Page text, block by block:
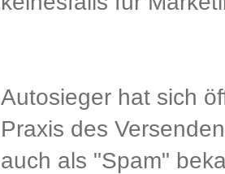
Autosieger hat sich
Praxis des
auch als "Spam"